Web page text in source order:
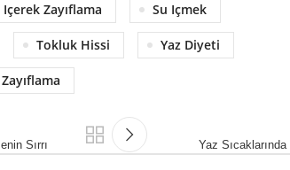
Içerek Zayıflama Su Içmek
Tokluk Hissi Yaz Diyeti
Zayıflama
Sırrı Yaz